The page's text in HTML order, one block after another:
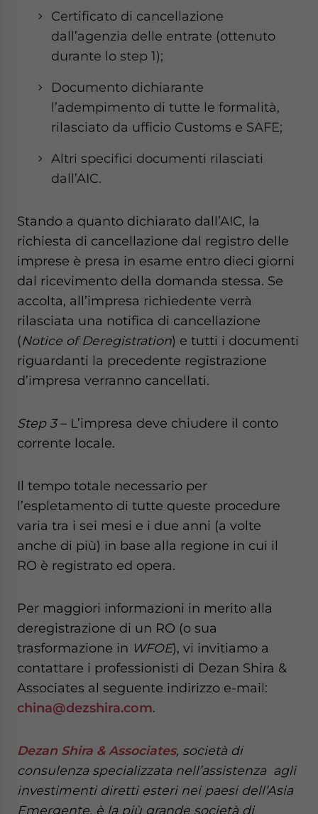
Certificato di cancellazione
dall’agenzia delle entrate (ottenuto
durante lo step 1);
Documento dichiarante
l’adempimento di tutte le formalità,
rilasciato da ufficio Customs e SAFE;
Altri specifici documenti rilasciati
dall’AIC.
Stando a quanto dichiarato dall’AIC, la
richiesta di cancellazione dal registro delle
imprese è presa in esame entro dieci giorni
dal ricevimento della domanda stessa. Se
accolta, all’impresa richiedente verrà
rilasciata una notifica di cancellazione
(Notice of Deregistration) e tutti i documenti
riguardanti la precedente registrazione
d’impresa verranno cancellati.
Step 3– L’impresa deve chiudere il conto
corrente locale.
Il tempo totale necessario per
l’espletamento di tutte queste procedure
varia tra i sei mesi e i due anni (a volte
anche di più) in base alla regione in cui il
RO è registrato ed opera.
Per maggiori informazioni in merito alla
deregistrazione di un RO (o sua
trasformazione in WFOE), vi invitiamo a
contattare i professionisti di Dezan Shira &
Associates al seguente indirizzo e-mail:
china@dezshira.com.
Dezan Shira & Associates, società di
consulenza specializzata nell’assistenza agli
investimenti diretti esteri nei paesi dell’Asia
Emergente, è la più grande società di